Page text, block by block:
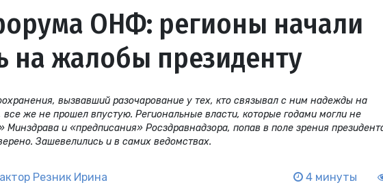
ОНФ: регионы начали
на жалобы президенту
вызвавший разочарование у тех, кто связывал с ним надежды на
же не прошел впустую. Региональные власти, которые годами могли не
Минздрава и «предписания» Росздравнадзора, попав в поле зрения
Зашевелились и в самих ведомствах.
Резник Ирина 4 минуты